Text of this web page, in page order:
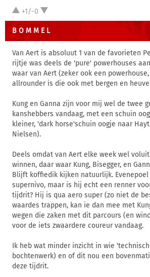
+1/-0
B O M M E L
Van Aert is absoluut 1 van de favorieten
rijtje was deels de 'pure' powerhouses
waar van Aert (zeker ook een
allrounder is die ook met bergen en
Kung en Ganna zijn voor mij wel de twee
kanshebbers vandaag, met een schuin
kleiner, 'dark horse'schuin oogje naar
Nielsen).
Deels omdat van Aert elke week wel
winnen, daar waar Kung, Bisegger, en
Blijft koffiedik kijken natuurlijk.
supernivo, maar is hij echt een renner
tijdrit? Hij is qua aero super (zo niet de
waardes trappen, kan ie dan mee met
wegen die zaken met dit parcours (en
voor de iets zwaardere coureur vandaag.
Ik heb wat minder inzicht in wie
bochtenwerk) en of dit nou een
deze tijdrit.